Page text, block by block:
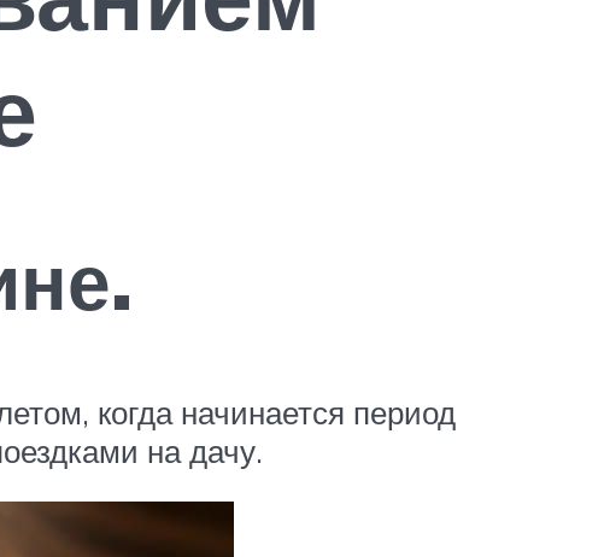
когда начинается период
на дачу.